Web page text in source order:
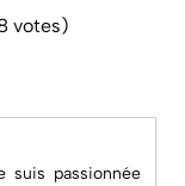
votes)
suis passionnée